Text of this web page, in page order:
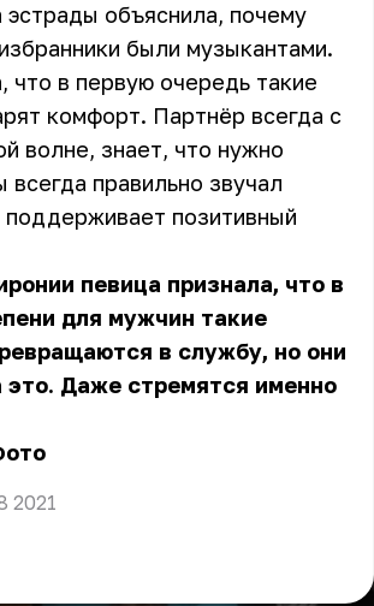
эстрады объяснила, почему
были музыкантами.
что в первую очередь такие
комфорт. Партнёр всегда с
волне, знает, что нужно
всегда правильно звучал
поддерживает позитивный
певица признала, что в
для мужчин такие
в службу, но они
это. Даже стремятся именно
2021